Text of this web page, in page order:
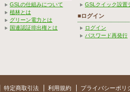
GSLの仕組みについて
植林とは
グリーン電力とは
国連認証排出権とは
GSLクイック設置
■ログイン
ログイン
パスワード再発行
特定商取引法 利用規約 プライバシーポリ